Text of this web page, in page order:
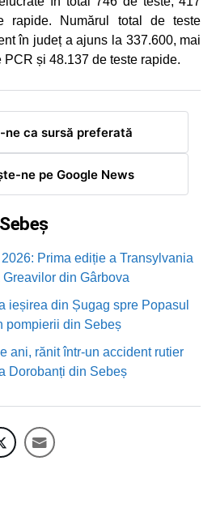
rapide. Numărul total de teste
în județ a ajuns la 337.600, mai
PCR și 48.137 de teste rapide.
ne ca sursă preferată
ne pe Google News
Prima ediție a Transylvania
Greavilor din Gârbova
ieșirea din Șugag spre Popasul
pompierii din Sebeș
ani, rănit într-un accident rutier
Dorobanți din Sebeș